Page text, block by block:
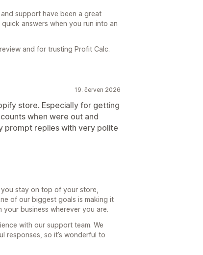
support have been a great
answers when you run into an
and for trusting Profit Calc.
19. červen 2026
store. Especially for getting
when were out and
prompt replies with very polite
stay on top of your store,
of our biggest goals is making it
your business wherever you are.
with our support team. We
responses, so it’s wonderful to